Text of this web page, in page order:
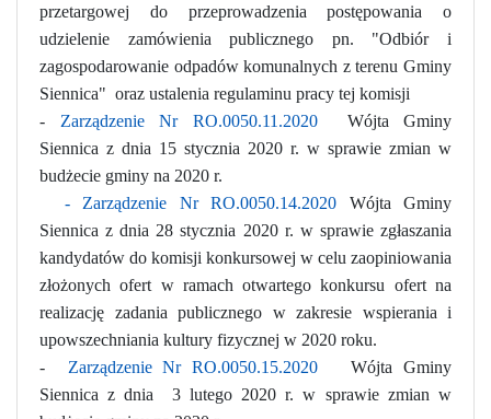
przetargowej do przeprowadzenia postępowania o
udzielenie zamówienia publicznego pn. "Odbiór i
zagospodarowanie odpadów komunalnych z terenu Gminy
Siennica" oraz ustalenia regulaminu pracy tej komisji
- Zarządzenie Nr RO.0050.11.2020
Wójta Gminy
Siennica z dnia 15 stycznia 2020 r. w sprawie zmian w
budżecie gminy na 2020 r.
- Zarządzenie Nr RO.0050.14.2020 Wójta Gminy
Siennica z dnia 28 stycznia 2020 r. w sprawie zgłaszania
kandydatów do komisji konkursowej w celu zaopiniowania
złożonych ofert w ramach otwartego konkursu ofert na
realizację zadania publicznego w zakresie wspierania i
upowszechniania kultury fizycznej w 2020 roku.
-
Zarządzenie Nr RO.0050.15.2020
Wójta Gminy
Siennica z dnia 3 lutego 2020 r. w sprawie zmian w